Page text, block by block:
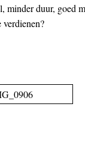
duur, goed
verdienen?